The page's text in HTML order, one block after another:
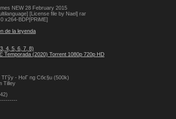
NEW 28 February 2015
[License file by Nael] rar
x264-BDP[PRiME]
de la leyenda
4, 5, 6, 7, 8)
(2020) Torrent 1080p 720p HD
- HoГ ng Cбє§u (500k)
Tilley